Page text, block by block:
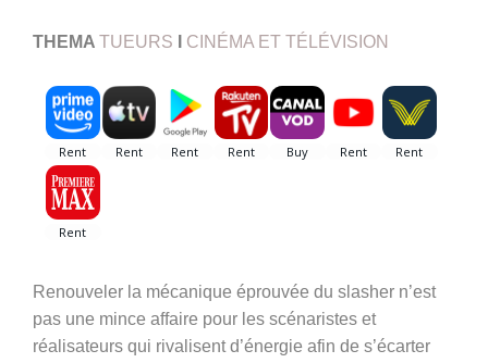
THEMA TUEURS CINÉMA ET TÉLÉVISION
Renouveler la mécanique éprouvée du slasher n’est
pas une mince affaire pour les scénaristes et
réalisateurs qui rivalisent d’énergie afin de s’écarter